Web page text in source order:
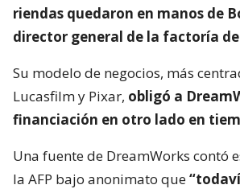
riendas quedaron en manos de
director general de la factoría
Su modelo de negocios, más
Lucasfilm y Pixar, obligó a
financiación en otro lado en
Una fuente de DreamWorks contó
la AFP bajo anonimato que